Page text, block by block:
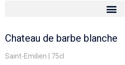
Chateau de barbe blanche
Saint-Emilien | 75cl